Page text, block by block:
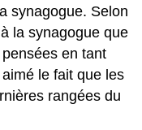
synagogue. Selon
la synagogue que
en tant
le fait que les
rangées du